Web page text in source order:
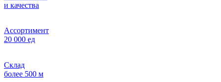
и качества
Ассортимент
20 000 ед
Склад
более 500 м